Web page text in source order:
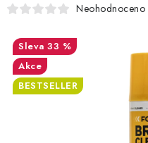
VYBAVENÍ DÍLNY
Neohodnoceno
33 %
Akce
BESTSELLER